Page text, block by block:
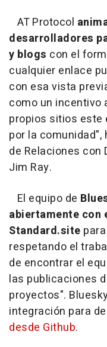
AT Protocol
desarrolladores
y blogs con el
cualquier enlace
con esa vista
como un incentivo
propios sitios
por la
de Relaciones con
Jim Ray.
El equipo de
abiertamente con
Standard.site
respetando el
de encontrar el
las publicaciones
proyectos".
integración para
desde Github.